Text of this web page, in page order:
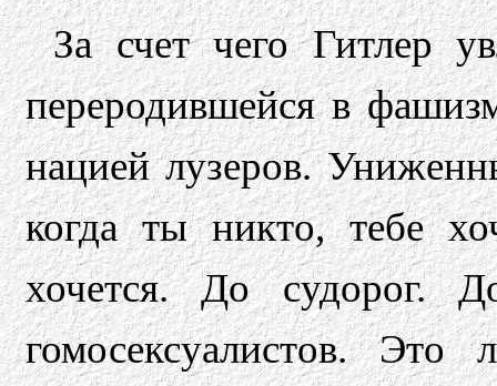
За счет чего Гитлер
переродившейся в
нацией лузеров.
когда ты никто, тебе
хочется. До судорог.
гомосексуалистов.